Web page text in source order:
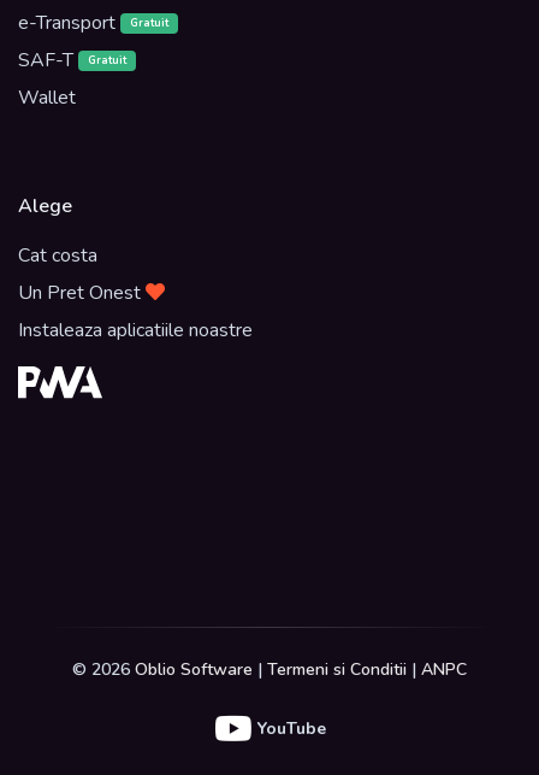
e-Transport Gratuit
SAF-T Gratuit
Wallet
Alege
Cat costa
Un Pret Onest
Instaleaza aplicatiile noastre
© 2026 Oblio Software | Termeni si Conditii | ANPC
YouTube